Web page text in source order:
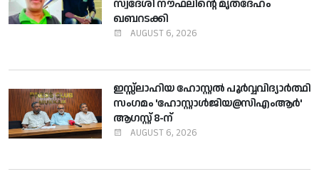
സ്വദേശി നൗഫലിന്റെ മൃതദേഹം
ഖബറടക്കി
AUGUST 6, 2026
ഇസ്സ്ലാഹിയ ഹോസ്റ്റല്‍ പൂര്‍വ്വവിദ്യാര്‍ത്ഥി
സംഗമം 'ഹോസ്റ്റാള്‍ജിയ@സിഎംആര്‍'
ആഗസ്റ്റ് 8-ന്
AUGUST 6, 2026